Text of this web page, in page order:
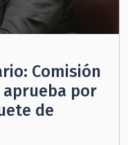
Comisión
aprueba por
de